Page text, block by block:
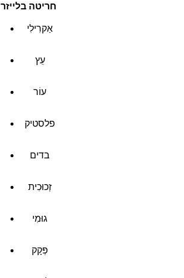
חריטה בלייזר
אַקרִילִי
עֵץ
עוֹר
פלסטיק
בדים
זְכוּכִית
גוּמִי
פְּקָק